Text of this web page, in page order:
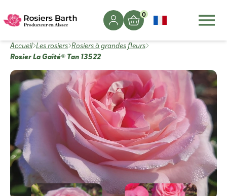
0
Accueil Les rosiers Rosiers à grandes fleurs
Rosier La Gaîté® Tan 13522